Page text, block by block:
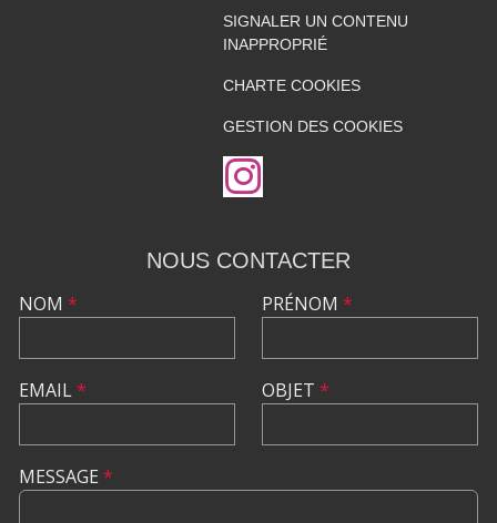
SIGNALER UN CONTENU
INAPPROPRIÉ
CHARTE COOKIES
GESTION DES COOKIES
NOUS CONTACTER
NOM *
EMAIL*
PRÉNOM *
OBJET *
MESSAGE *